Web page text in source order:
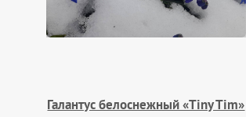
Галантус белоснежный «Tiny Tim»